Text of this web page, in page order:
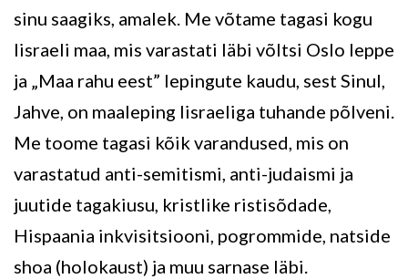
sinu saagiks, amalek. Me võtame tagasi kogu
Iisraeli maa, mis varastati läbi võltsi Oslo leppe
ja „Maa rahu eest” lepingute kaudu, sest Sinul,
Jahve, on maaleping Iisraeliga tuhande põlveni.
Me toome tagasi kõik varandused, mis on
varastatud anti-semitismi, anti-judaismi ja
juutide tagakiusu, kristlike ristisõdade,
Hispaania inkvisitsiooni, pogrommide, natside
shoa (holokaust) ja muu sarnase läbi.